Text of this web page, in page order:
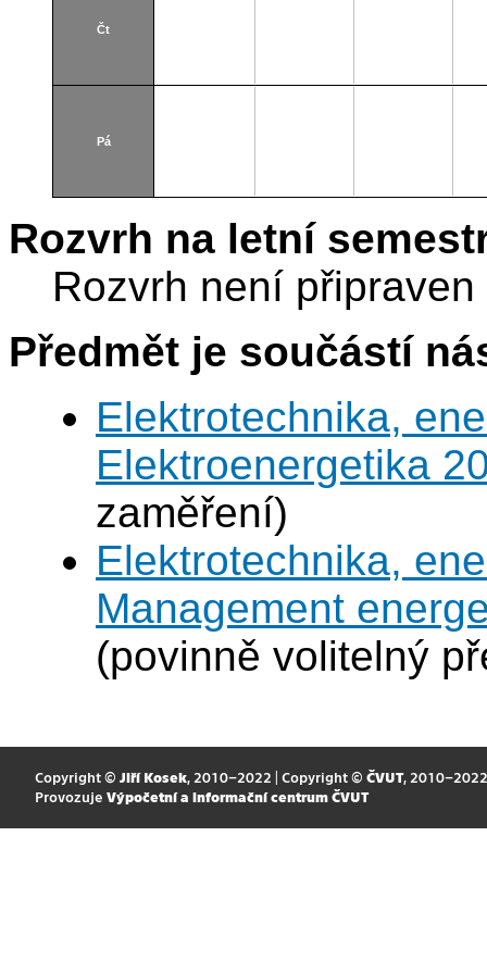
Čt
Pá
Rozvrh na letní
Rozvrh není připraven
Předmět je součástí
Elektrotechnika,
Elektroenergetika
zaměření)
Elektrotechnika,
Management
(povinně volitelný
Copyright © Jiří Kosek, 2010–2022 | Copyright © ČVUT, 2010–2022
Provozuje Výpočetní a informační centrum ČVUT